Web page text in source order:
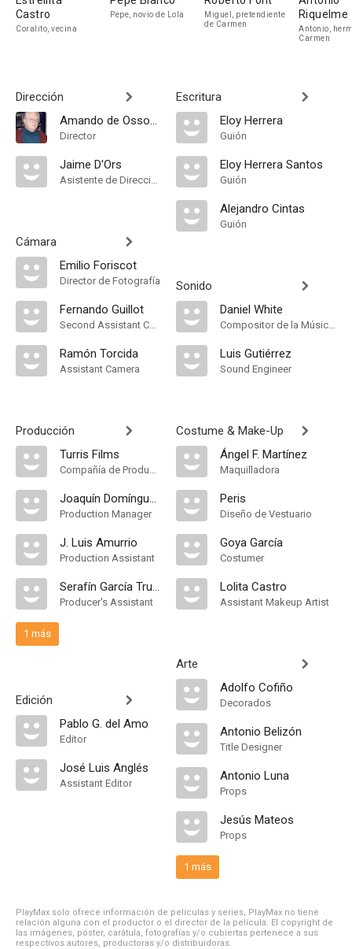
Castro
Coralito, vecina
Pepe, novio de Lola
Miguel, pretendiente
de Carmen
Riquelme
Antonio,
Carmen
Dirección
Amando de Ossorio
Director
Jaime D'Ors
Asistente de Dirección
Cámara
Emilio Foriscot
Director de Fotografía
Fernando Guillot
Second Assistant Camera
Ramón Torcida
Assistant Camera
Producción
Turris Films
Compañía de Produccion
Joaquín Domínguez
Production Manager
J. Luis Amurrio
Production Assistant
Serafín García Trueba
Producer's Assistant
1 más
Edición
Pablo G. del Amo
Editor
José Luis Anglés
Assistant Editor
Escritura
Eloy Herrera
Guión
Eloy Herrera Santos
Guión
Alejandro Cintas
Guión
Sonido
Daniel White
Compositor de la Música Original, Música
Luis Gutiérrez
Sound Engineer
Costume & Make-Up
Ángel F. Martínez
Maquilladora
Peris
Diseño de Vestuario
Goya García
Costumer
Lolita Castro
Assistant Makeup Artist
Arte
Adolfo Cofiño
Decorados
Antonio Belizón
Title Designer
Antonio Luna
Props
Jesús Mateos
Props
1 más
PlayMax solo ofrece información de películas y series, PlayMax no tiene
relación alguna con el productor o el director de la película. El copyright de
las imágenes, póster, carátula, fotografías y/o cubiertas pertenece a sus
respectivos autores, productoras y/o distribuidoras.